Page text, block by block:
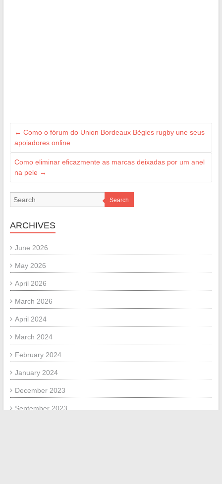
← Como o fórum do Union Bordeaux Bègles rugby une seus
apoiadores online
Como eliminar eficazmente as marcas deixadas por um anel
na pele →
Search
ARCHIVES
June 2026
May 2026
April 2026
March 2026
April 2024
March 2024
February 2024
January 2024
December 2023
September 2023